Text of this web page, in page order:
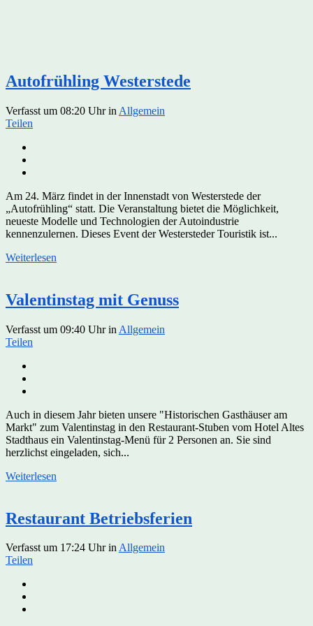
Autofrühling Westerstede
Verfasst um 08:20 Uhrin Allgemein
Teilen
Am 24. März findet in der Innenstadt von Westerstede der
„Autofrühling“ statt. Die Veranstaltung bietet die Möglichkeit,
neueste Modelle und Technologien der Autoindustrie
kennenzulernen. Dieses Event der Westersteder Touristik ist...
Weiterlesen
Valentinstag mit Genuss
Verfasst um 09:40 Uhrin Allgemein
Teilen
Auch in diesem Jahr bieten unsere "Historischen Gasthäuser am
Markt" zum Valentinstag in den Restaurant-Stuben vom Hotel Altes
Stadthaus ein Valentinstag-Menü für 2 Personen an. Sie sind
herzlichst eingeladen, sich...
Weiterlesen
Restaurant Betriebsferien
Verfasst um 17:24 UhrinAllgemein
Teilen